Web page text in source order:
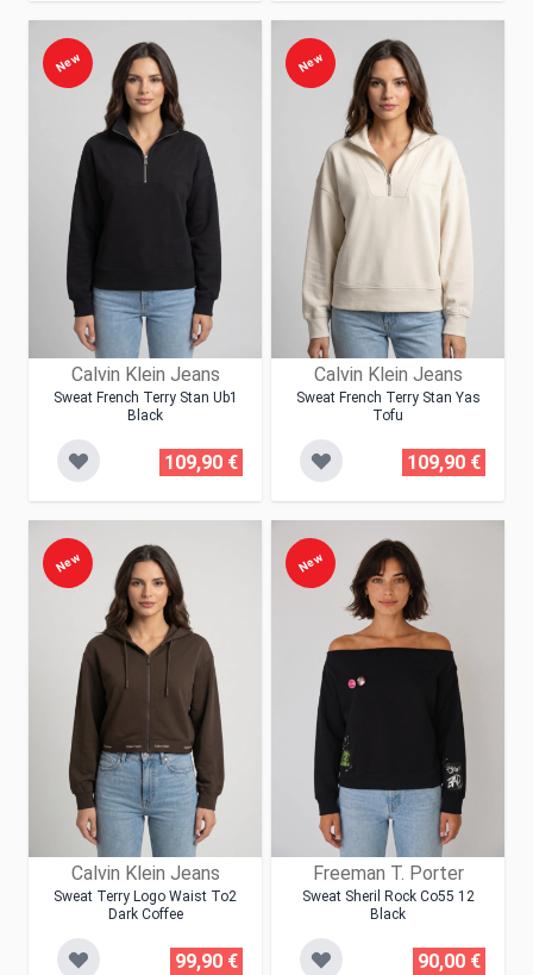
Calvin Klein Jeans
Sweat French Terry Stan Ub1
Black
New
109,90 €
Calvin Klein Jeans
Sweat French Terry Stan Yas
Tofu
New
109,90 €
Calvin Klein Jeans
Sweat Terry Logo Waist To2
Dark Coffee
New
99,90 €
Freeman T. Porter
Sweat Sheril Rock Co55 12
Black
New
90,00 €